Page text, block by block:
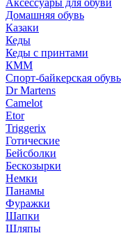
Аксессуары для обуви
Домашняя обувь
Казаки
Кеды
Кеды с принтами
КММ
Спорт-байкерская обувь
Dr Martens
Camelot
Etor
Triggerix
Готические
Бейсболки
Бескозырки
Немки
Панамы
Фуражки
Шапки
Шляпы